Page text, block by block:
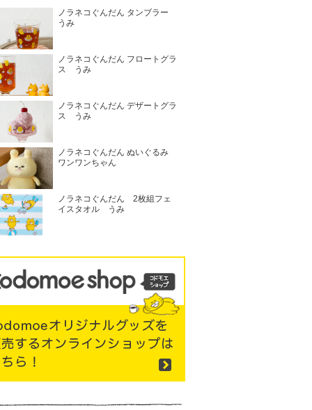
ノラネコぐんだん タンブラー
うみ
ノラネコぐんだん フロートグラ
ス うみ
ノラネコぐんだん デザートグラ
ス うみ
ノラネコぐんだん ぬいぐるみ
ワンワンちゃん
ノラネコぐんだん 2枚組フェ
イスタオル うみ